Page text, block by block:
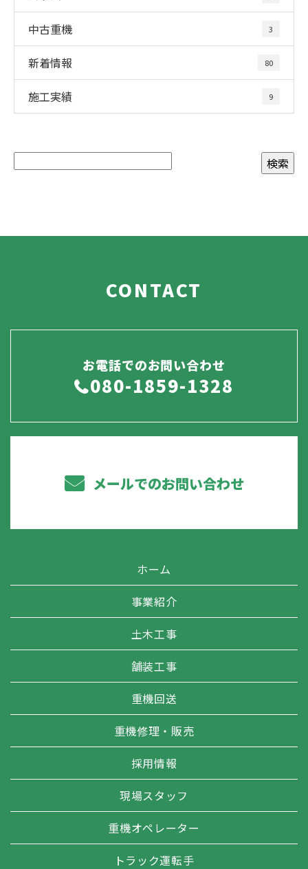
中古重機 3
新着情報 80
施工実績 9
CONTACT
お電話でのお問い合わせ
080-1859-1328
メールでのお問い合わせ
ホーム
事業紹介
土木工事
舗装工事
重機回送
重機修理・販売
採用情報
現場スタッフ
重機オペレーター
トラック運転手